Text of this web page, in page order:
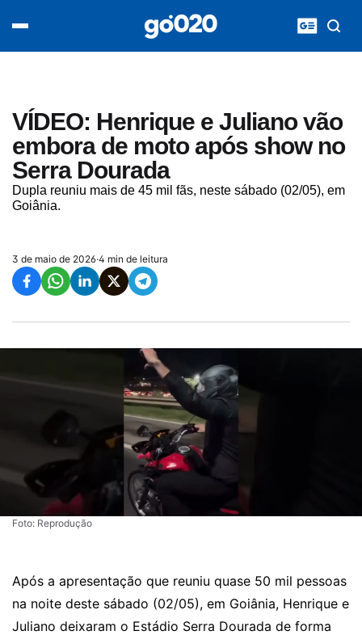
VÍDEO: Henrique e Juliano vão
embora de moto após show no
Serra Dourada
Dupla reuniu mais de 45 mil fãs, neste sábado (02/05), em
Goiânia.
3 de maio de 2026·4 min de leitura
Foto: Reprodução
Após a apresentação que reuniu quase 50 mil pessoas
na noite deste sábado (02/05), em Goiânia, Henrique e
Juliano deixaram o Estádio Serra Dourada de forma
acontece agora
entretenimento
vídeos
pod020